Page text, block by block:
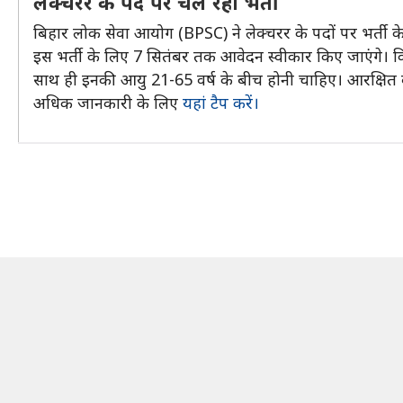
बिहार लोक सेवा आयोग (BPSC) ने लेक्चरर के पदों पर भर्ती
इस भर्ती के लिए 7 सितंबर तक आवेदन स्वीकार किए जाएंगे।
साथ ही इनकी आयु 21-65 वर्ष के बीच होनी चाहिए।
अधिक जानकारी के लिए यहां टैप करें।